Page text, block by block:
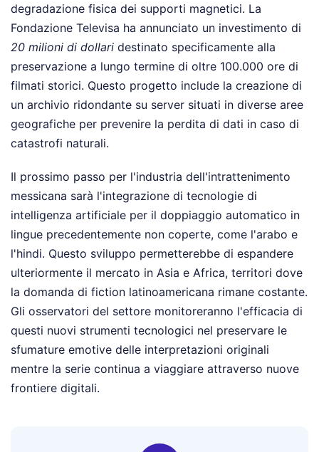
degradazione fisica dei supporti magnetici. La
Fondazione Televisa ha annunciato un investimento di
20 milioni di dollari destinato specificamente alla
preservazione a lungo termine di oltre 100.000 ore di
filmati storici. Questo progetto include la creazione di
un archivio ridondante su server situati in diverse aree
geografiche per prevenire la perdita di dati in caso di
catastrofi naturali.
Il prossimo passo per l'industria dell'intrattenimento
messicana sarà l'integrazione di tecnologie di
intelligenza artificiale per il doppiaggio automatico in
lingue precedentemente non coperte, come l'arabo e
l'hindi. Questo sviluppo permetterebbe di espandere
ulteriormente il mercato in Asia e Africa, territori dove
la domanda di fiction latinoamericana rimane costante.
Gli osservatori del settore monitoreranno l'efficacia di
questi nuovi strumenti tecnologici nel preservare le
sfumature emotive delle interpretazioni originali
mentre la serie continua a viaggiare attraverso nuove
frontiere digitali.